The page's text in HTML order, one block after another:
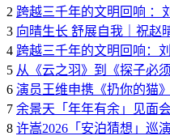
2 跨越三千年的文明回响 ：
3 向晴生长 舒展自我｜祝赵
4 跨越三千年的文明回响：
5 从《云之羽》到《探子必
6 演员王维申携《扔你的猫
7 余景天「年年有余」见面
8 许嵩2026「安泊猜想」巡